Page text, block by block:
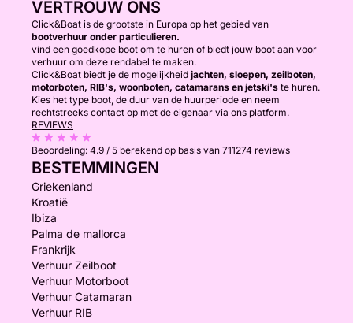
VERTROUW ONS
Click&Boat is de grootste in Europa op het gebied van
bootverhuur onder particulieren.
vind een goedkope boot om te huren of biedt jouw boot aan voor
verhuur om deze rendabel te maken.
Click&Boat biedt je de mogelijkheid jachten, sloepen, zeilboten,
motorboten, RIB's, woonboten, catamarans en jetski's te huren.
Kies het type boot, de duur van de huurperiode en neem
rechtstreeks contact op met de eigenaar via ons platform.
REVIEWS
Beoordeling: 4.9 / 5 berekend op basis van 711274 reviews
BESTEMMINGEN
Griekenland
Kroatië
Ibiza
Palma de mallorca
Frankrijk
Verhuur Zeilboot
Verhuur Motorboot
Verhuur Catamaran
Verhuur RIB